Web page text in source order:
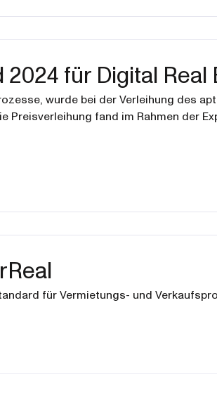
2024 für Digital
wurde bei der Verleihung des
fand im Rahmen der
für Vermietungs- und